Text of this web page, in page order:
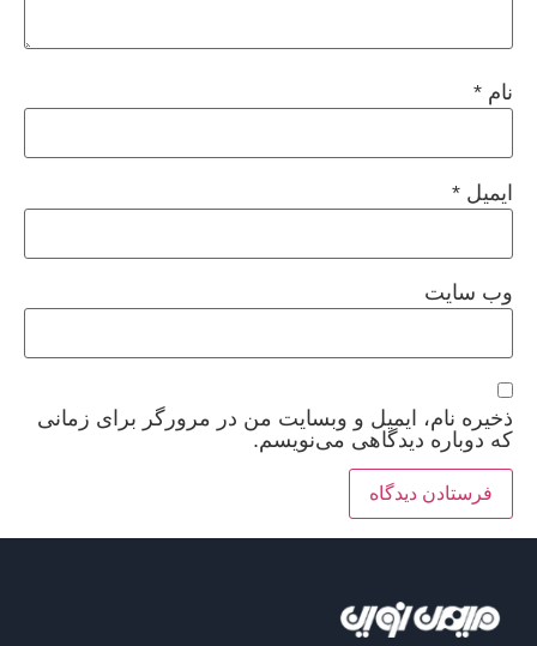
نام *
ایمیل *
وب‌ سایت
ذخیره نام، ایمیل و وبسایت من در مرورگر برای زمانی
که دوباره دیدگاهی می‌نویسم.